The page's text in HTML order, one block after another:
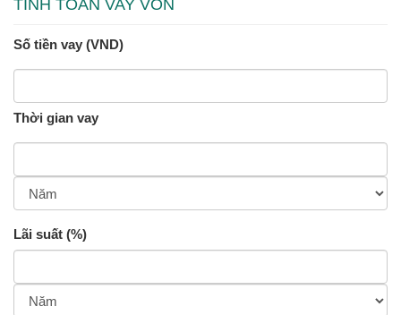
TÍNH TOÁN VAY VỐN
Số tiền vay (VND)
Thời gian vay
Lãi suất (%)